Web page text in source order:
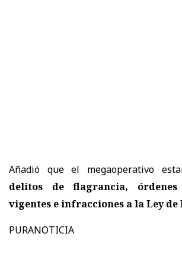
Añadió que el megaoperativo
delitos de flagrancia,
vigentes e infracciones a la Ley
PURANOTICIA